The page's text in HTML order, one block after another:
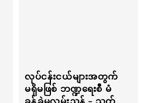
လုပ်ငန်းငယ်များအတွက်
မရှိမဖြစ် ဘဏ္ဍရေးစီ မံ